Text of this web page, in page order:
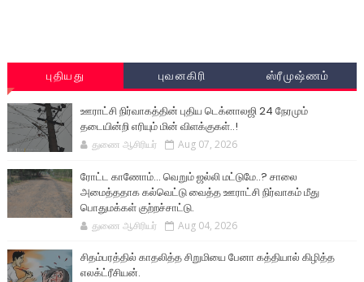
புதியது புவனகிரி ஸ்ரீமுஷ்ணம்
ஊராட்சி நிர்வாகத்தின் புதிய டெக்னாலஜி 24 நேரமும்
தடையின்றி எரியும் மின் விளக்குகள்..!
துணை ஆசிரியர் Aug 07, 2026
ரோட்ட காணோம்... வெறும் ஜல்லி மட்டுமே..? சாலை
அமைத்ததாக கல்வெட்டு வைத்த ஊராட்சி நிர்வாகம் மீது
பொதுமக்கள் குற்றச்சாட்டு.
துணை ஆசிரியர் Aug 04, 2026
சிதம்பரத்தில் காதலித்த சிறுமியை பேனா கத்தியால் கிழித்த
எலக்ட்ரீசியன்.